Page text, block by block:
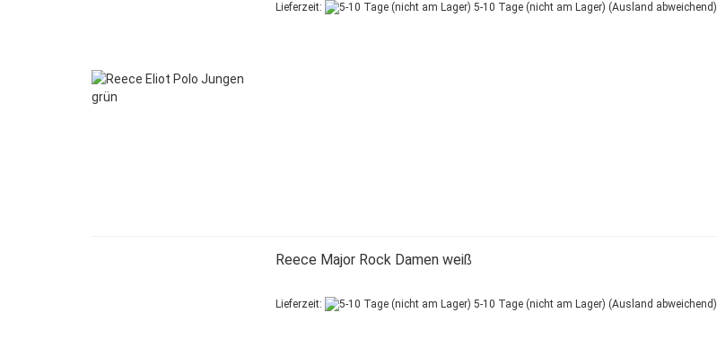
Lieferzeit: 5-10 Tage (nicht am Lager) (Ausland abweichend)
Reece Major Rock Damen weiß
Lieferzeit: 5-10 Tage (nicht am Lager) (Ausland abweichend)